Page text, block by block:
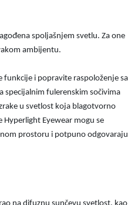
spoljašnjem svetlu. Za one
ambijentu.
i popravite raspoloženje sa
specijalnim fulerenskim sočivima
u svetlost koja blagotvorno
Hyperlight Eyewear mogu se
prostoru i potpuno odgovaraju